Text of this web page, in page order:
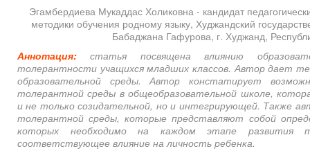
Эгамбердиева Мукаддас Холиковна - кандидат
методики обучения родному языку, Худжандский
Бабаджана Гафурова, г. Худжанд,
Аннотация: статья посвящена влиянию
толерантности учащихся младших классов. Автор дает
образовательной среды. Автор констатирует
толерантной среды в общеобразовательной школе,
и не только созидательной, но и интегрирующей. Также
толерантной среды, которые представляют собой
которых необходимо на каждом этапе развития
соответствующее влияние на личность ребенка.